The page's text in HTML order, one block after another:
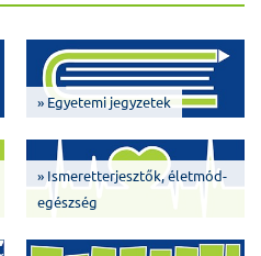
» Egyetemi jegyzetek
» Ismeretterjesztők, életmód-
egészség